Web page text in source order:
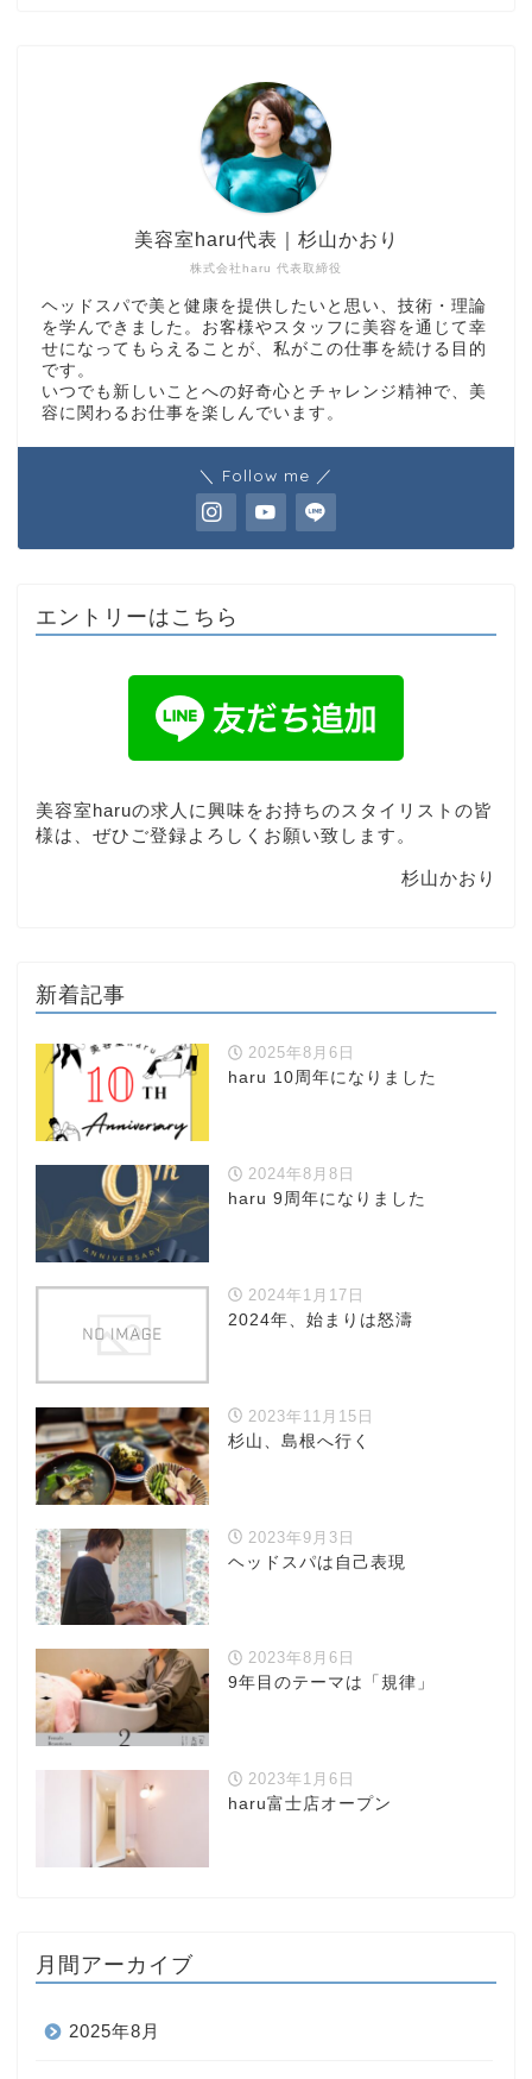
株式会社haru 代表取締役
美容室haru代表｜杉山かおり
ヘッドスパで美と健康を提供したいと思い、技術・理論
を学んできました。お客様やスタッフに美容を通じて幸
せになってもらえることが、私がこの仕事を続ける目的
です。
いつでも新しいことへの好奇心とチャレンジ精神で、美
容に関わるお仕事を楽しんでいます。
＼ Follow me ／
エントリーはこちら
美容室haruの求人に興味をお持ちのスタイリストの皆
様は、ぜひご登録よろしくお願い致します。
杉山かおり
新着記事
2025年8月6日
haru 10周年になりました
2024年8月8日
haru 9周年になりました
2024年1月17日
2024年、始まりは怒濤
2023年11月15日
杉山、島根へ行く
2023年9月3日
ヘッドスパは自己表現
2023年8月6日
9年目のテーマは「規律」
2023年1月6日
haru富士店オープン
月間アーカイブ
2025年8月